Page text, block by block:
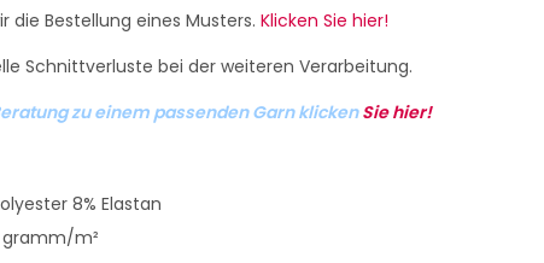
Bestellung eines Musters. Klicken Sie hier!
Schnittverluste bei der weiteren Verarbeitung.
zu einem passenden Garn klickenSie hier!
8% Elastan
gramm/m²